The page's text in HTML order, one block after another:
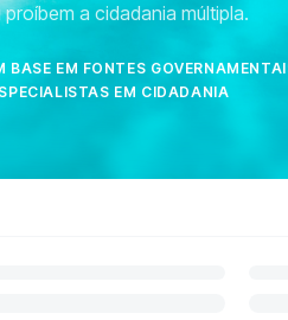
a cidadania múltipla.
BASE EM FONTES
EM CIDADANIA